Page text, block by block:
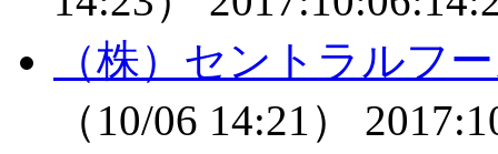
（株）セントラルフ
（10/06 14:21）